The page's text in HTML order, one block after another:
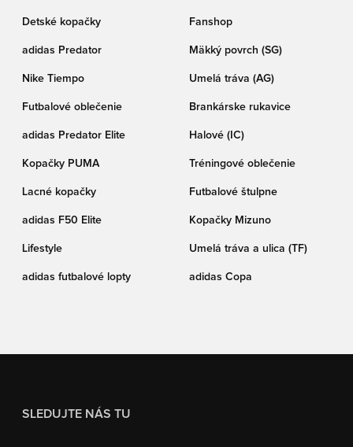
Detské kopačky Fanshop
adidas Predator Mäkký povrch (SG)
Nike Tiempo Umelá tráva (AG)
Futbalové oblečenie Brankárske rukavice
adidas Predator Elite Halové (IC)
Kopačky PUMA Tréningové oblečenie
Lacné kopačky Futbalové štulpne
adidas F50 Elite Kopačky Mizuno
Lifestyle Umelá tráva a ulica (TF)
adidas futbalové lopty adidas Copa
SLEDUJTE NÁS TU